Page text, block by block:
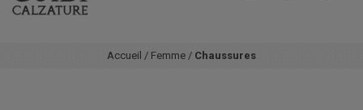
Accueil / Femme / Chaussures